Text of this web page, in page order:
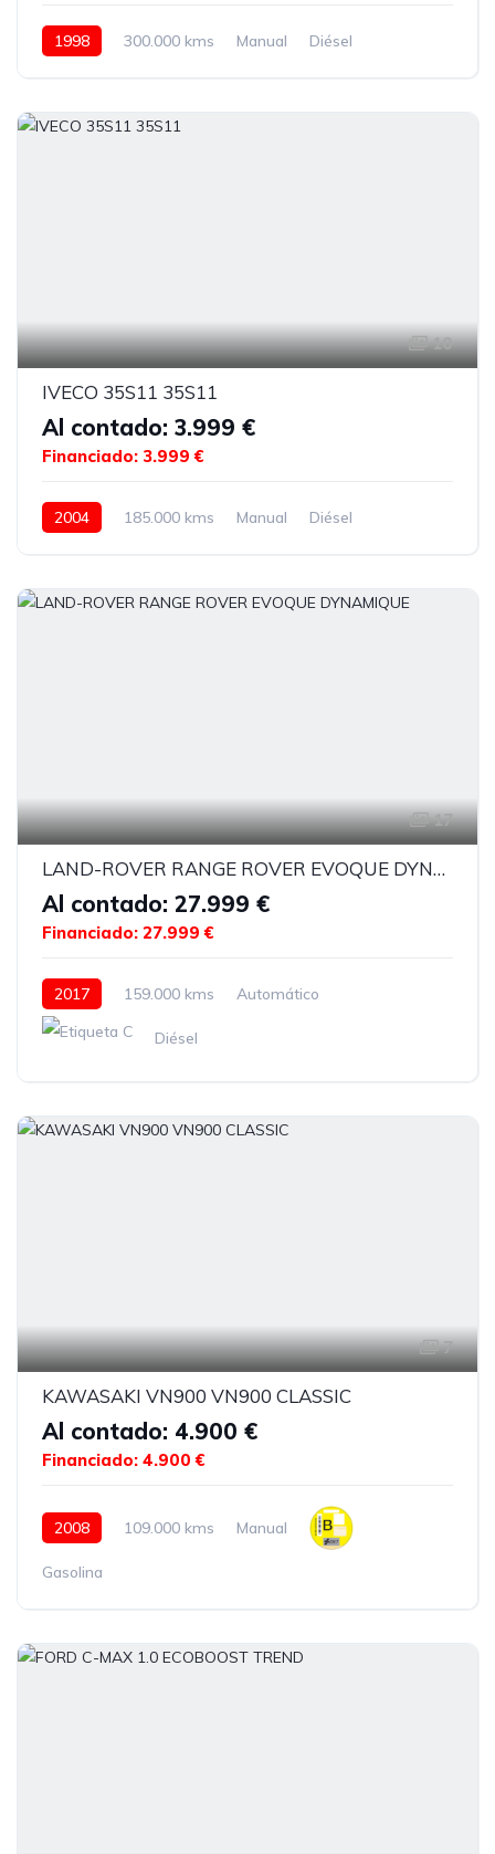
1998 300.000 kms Manual Diésel
10
IVECO 35S11 35S11
Al contado: 3.999 €
Financiado: 3.999 €
2004 185.000 kms Manual Diésel
17
LAND-ROVER RANGE ROVER EVOQUE DYNAMIQUE
Al contado: 27.999 €
Financiado: 27.999 €
2017 159.000 kms Automático
Diésel
7
KAWASAKI VN900 VN900 CLASSIC
Al contado: 4.900 €
Financiado: 4.900 €
2008 109.000 kms Manual
Gasolina